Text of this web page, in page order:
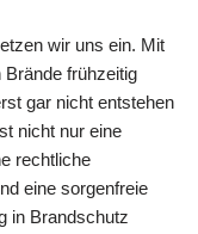
wir uns ein. Mit
frühzeitig
gar nicht entstehen
nicht nur eine
rechtliche
eine sorgenfreie
in Brandschutz